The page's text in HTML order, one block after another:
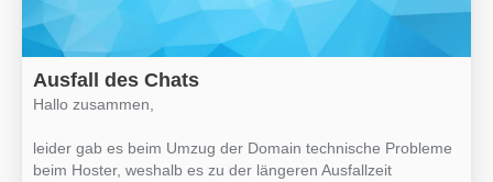
Ausfall des Chats
Hallo zusammen,
leider gab es beim Umzug der Domain technische Probleme
beim Hoster, weshalb es zu der längeren Ausfallzeit